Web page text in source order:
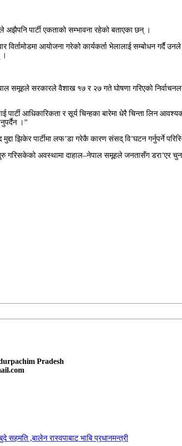
अझैपनि पार्टी एकताको सम्भावना रहेको बताएका छन् ।
विर्तामोडमा आयोजना गरेको कार्यकर्ता भेलालाई सम्बोधन गर्दै
समूहले सरकारले वैशाख १७ र २७ गते घोषणा गरिएको
पार्टी आधिकारिकता र सूर्य चिन्हका बारेमा धेरै चिन्ता लिन
।”
झिकेर पार्टीमा लफ’डा गरेकै कारण संसद् वि’घटन गर्नुपर्ने
गरिसकेको अवस्थामा दाहाल–नेपाल समूहले जनतासँग डरा’एर
Pradesh